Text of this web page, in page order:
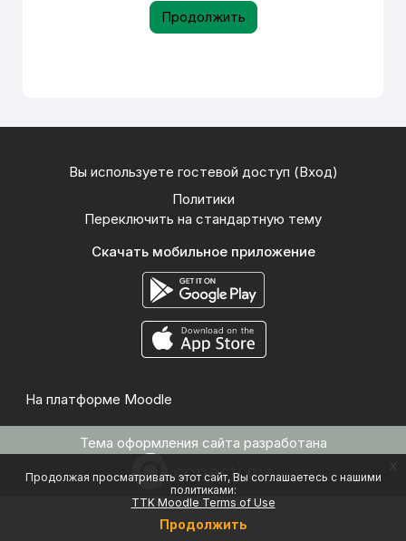
Продолжая просматривать этот сайт, Вы соглашаетесь с нашими
политиками:
TTK Moodle Terms of Use
Продолжить
x
Продолжить
Вы используете гостевой доступ (Вход)
Политики
Переключить на стандартную тему
Скачать мобильное приложение
На платформе Moodle
Тема оформления сайта разработана